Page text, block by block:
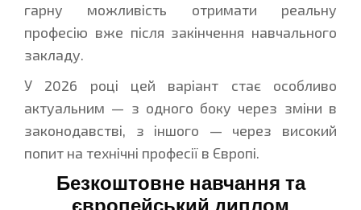
гарну можливість отримати реальну
професію вже після закінчення навчального
закладу.
У 2026 році цей варіант стає особливо
актуальним — з одного боку через зміни в
законодавстві, з іншого — через високий
попит на технічні професії в Європі.
Безкоштовне навчання та